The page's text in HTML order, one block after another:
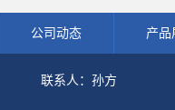
公司动态 产品
联系人：孙方